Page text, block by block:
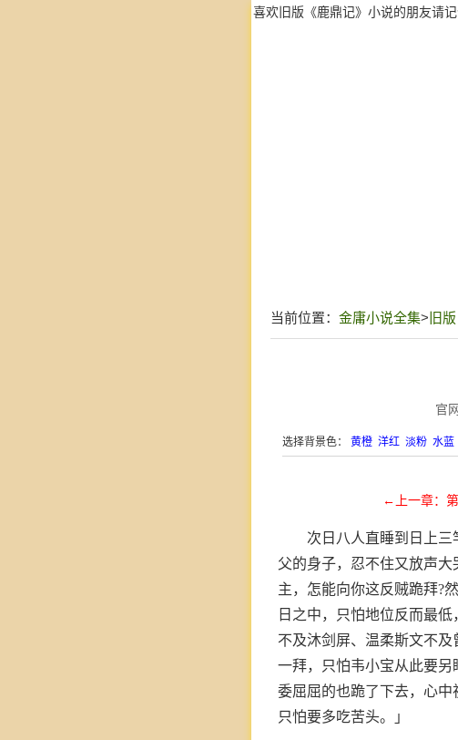
喜欢旧版《鹿鼎记》小说的朋友请记
当前位置： 金庸小说全集> 旧
官
选择背景色： 黄橙 洋红 淡粉 水蓝
←上一章：
次日八人直睡到日上
父的身子，忍不住又放声
主，怎能向你这反贼跪拜?
日之中，只怕地位反而最
不及沐剑屏、温柔斯文不
一拜，只怕韦小宝从此要
委屈屈的也跪了下去，心中
只怕要多吃苦头。」